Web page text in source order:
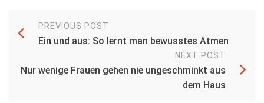
PREVIOUS POST
Ein und aus: So lernt man bewusstes Atmen
NEXT POST
Nur wenige Frauen gehen nie ungeschminkt aus
dem Haus